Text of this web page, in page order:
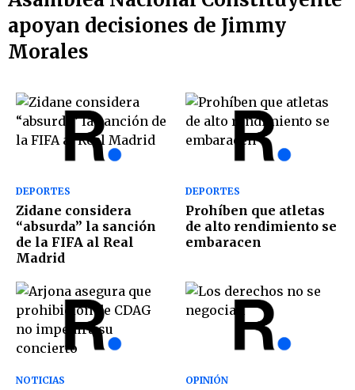
apoyan decisiones de Jimmy
Morales
DEPORTES
Zidane considera
“absurda” la sanción
de la FIFA al Real
Madrid
DEPORTES
Prohíben que atletas
de alto rendimiento se
embaracen
NOTICIAS OPINIÓN